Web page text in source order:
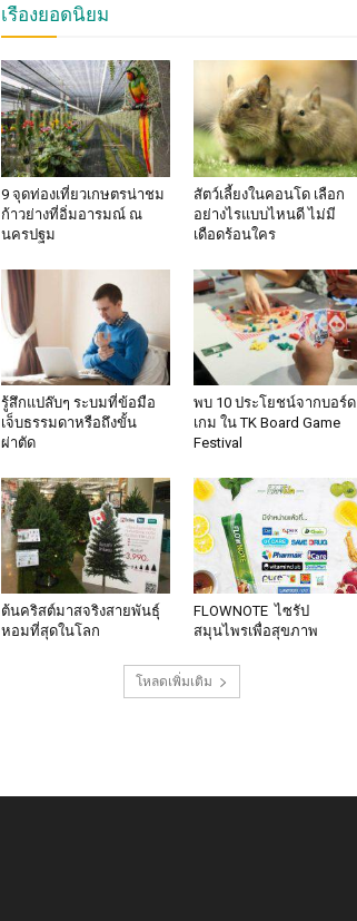
เรื่องยอดนิยม
9 จุดท่องเที่ยวเกษตรน่าชม
ก้าวย่างที่อิ่มอารมณ์ ณ
นครปฐม
สัตว์เลี้ยงในคอนโด เลือก
อย่างไรแบบไหนดี ไม่มี
เดือดร้อนใคร
รู้สึกแปล๊บๆ ระบมที่ข้อมือ
เจ็บธรรมดาหรือถึงขั้น
ผ่าตัด
พบ 10 ประโยชน์จากบอร์ด
เกม ใน TK Board Game
Festival
ต้นคริสต์มาสจริงสายพันธุ์
หอมที่สุดในโลก
FLOWNOTE ไซรัป
สมุนไพรเพื่อสุขภาพ
โหลดเพิ่มเติม